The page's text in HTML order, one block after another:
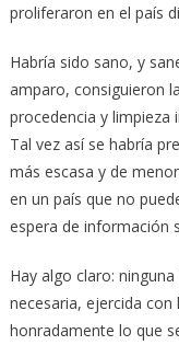
proliferaron en el país
Habría sido sano, y
amparo, consiguieron
procedencia y
Tal vez así se habría
más escasa y de
en un país que no
espera de información
Hay algo claro:
necesaria, ejercida
honradamente lo que